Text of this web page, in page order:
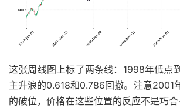
这张周线图上标了两条线：1998年低点
主升浪的0.618和0.786回撤。注意2001
的破位，价格在这些位置的反应不是巧